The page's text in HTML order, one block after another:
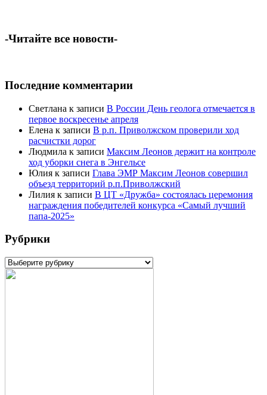
-Читайте все новости-
Последние комментарии
Светлана к записи В России День геолога отмечается в
первое воскресенье апреля
Елена к записи В р.п. Приволжском проверили ход
расчистки дорог
Людмила к записи Максим Леонов держит на контроле
ход уборки снега в Энгельсе
Юлия к записи Глава ЭМР Максим Леонов совершил
объезд территорий р.п.Приволжский
Лилия к записи В ЦТ «Дружба» состоялась церемония
награждения победителей конкурса «Самый лучший
папа-2025»
Рубрики
Рубрики